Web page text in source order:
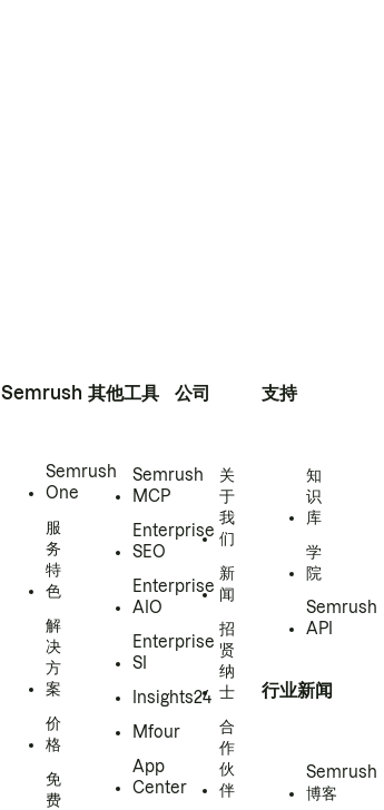
Semrush
Semrush
One
服
务
特
色
解
决
方
案
价
格
免
费
其他工具
Semrush
MCP
Enterprise
SEO
Enterprise
AIO
Enterprise
SI
Insights24
Mfour
App
Center
公司
关
于
我
们
新
闻
招
贤
纳
士
合
作
伙
伴
支持
知
识
库
学
院
Semrush
API
行业新闻
Semrush
博客